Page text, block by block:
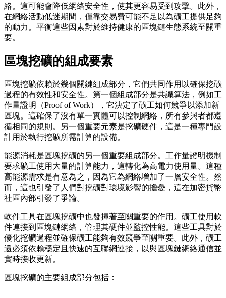
絡。這可能會降低網絡安全性，使其更容易受到攻擊。此外，
在網絡活動低迷期間，僅靠交易費可能不足以為礦工提供足夠
的動力。平衡這些因素對於維持健康的區塊鏈生態系統至關重
要。
區塊挖礦的組成要素
區塊挖礦依賴於幾個關鍵組成部分，它們共同作用以確保挖礦
過程的有效性和安全性。第一個組成部分是共識算法，例如工
作量證明（Proof of Work），它決定了礦工如何競爭以添加新
區塊。這確保了沒有單一實體可以控制網絡，所有參與者都遵
循相同的規則。另一個重要元素是挖礦硬件，這是一種專門設
計用於執行挖礦所需計算的設備。
能源消耗是區塊挖礦的另一個重要組成部分。工作量證明機制
要求礦工使用大量的計算能力，這轉化為高電力使用量。這種
高能源需求是有意為之，因為它為網絡增加了一層安全性。然
而，這也引發了人們對挖礦對環境影響的擔憂，這在加密貨幣
社區內部引發了爭論。
軟件工具在區塊挖礦中也發揮著至關重要的作用。礦工使用軟
件連接到區塊鏈網絡，管理其硬件並監控性能。這些工具對於
優化挖礦過程並確保礦工能夠有效競爭至關重要。此外，礦工
還必須依賴穩定且快速的互聯網連接，以與區塊鏈網絡通信並
實時接收更新。
區塊挖礦的主要組成部分包括：